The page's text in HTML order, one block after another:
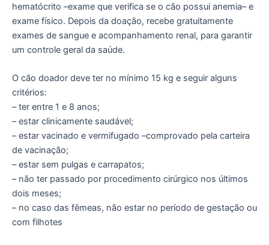
hematócrito –exame que verifica se o cão possui anemia– e
exame físico. Depois da doação, recebe gratuitamente
exames de sangue e acompanhamento renal, para garantir
um controle geral da saúde.
O cão doador deve ter no mínimo 15 kg e seguir alguns
critérios:
– ter entre 1 e 8 anos;
– estar clinicamente saudável;
– estar vacinado e vermifugado –comprovado pela carteira
de vacinação;
– estar sem pulgas e carrapatos;
– não ter passado por procedimento cirúrgico nos últimos
dois meses;
– no caso das fêmeas, não estar no período de gestação ou
com filhotes